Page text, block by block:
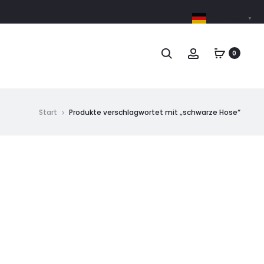
0
Start Produkte verschlagwortet mit „schwarze Hose“
▼